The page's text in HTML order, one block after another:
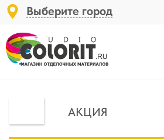
Выберите город
АКЦИЯ